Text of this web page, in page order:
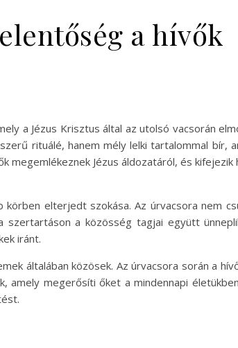
a hívők
a Jézus Krisztus által az utolsó vacsorán
rituálé, hanem mély lelki tartalommal bír,
Jézus áldozatáról, és kifejezik
elterjedt szokása. Az úrvacsora nem
szertartáson a közösség tagjai együtt
iránt.
általában közösek. Az úrvacsora során a
amely megerősíti őket a mindennapi